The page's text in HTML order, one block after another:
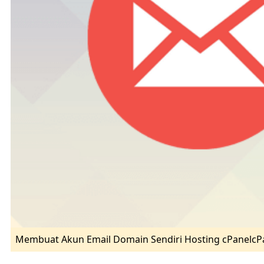
Membuat Akun Email Domain Sendiri Hosting